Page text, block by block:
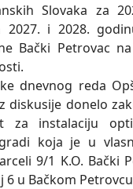
Slovaka za
2027. i 2028.
Bački Petrovac
dnevnog reda
diskusije donelo
za instalaciju
koja je u
9/1 K.O. Bački
6 u Bačkom